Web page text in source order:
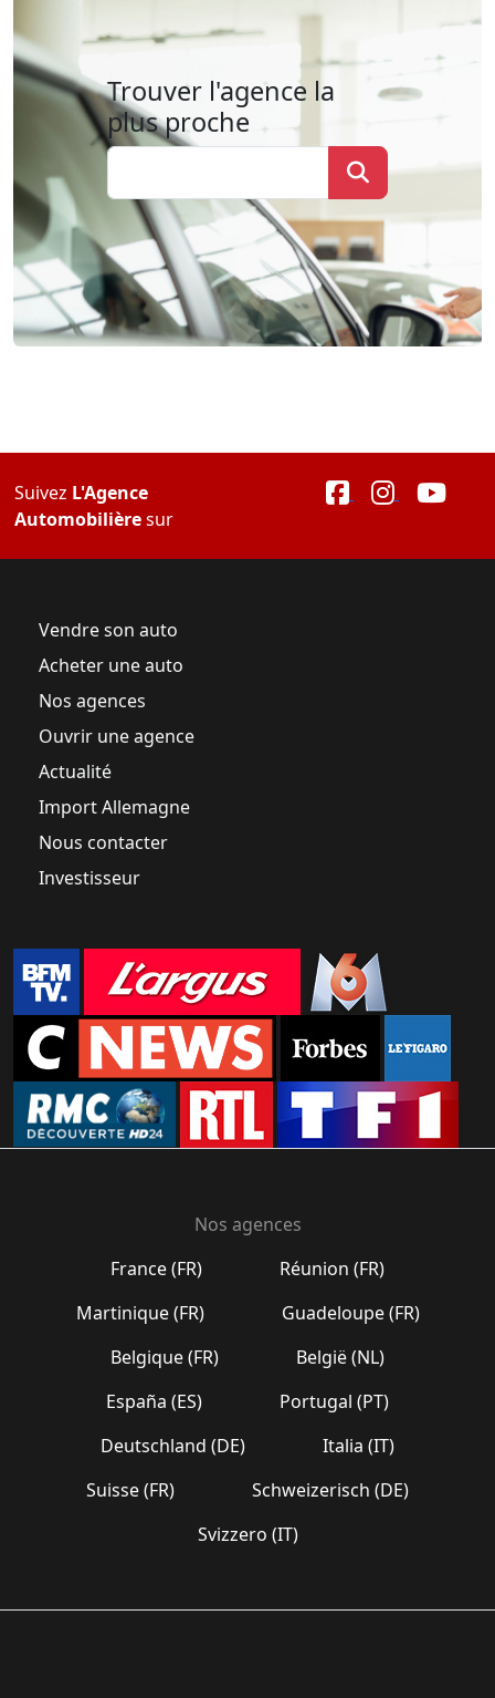
Trouver l'agence la
plus proche
Suivez L'Agence
Automobilièresur
Vendre son auto
Acheter une auto
Nos agences
Ouvrir une agence
Actualité
Import Allemagne
Nous contacter
Investisseur
Nos agences
France (FR)
Réunion (FR)
Martinique (FR)
Guadeloupe (FR)
Belgique (FR)
België (NL)
España (ES)
Portugal (PT)
Deutschland (DE)
Italia (IT)
Suisse (FR)
Schweizerisch (DE)
Svizzero (IT)